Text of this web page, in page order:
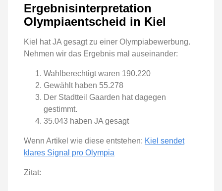
Ergebnisinterpretation
Olympiaentscheid in Kiel
Kiel hat JA gesagt zu einer Olympiabewerbung.
Nehmen wir das Ergebnis mal auseinander:
Wahlberechtigt waren 190.220
Gewählt haben 55.278
Der Stadtteil Gaarden hat dagegen
gestimmt.
35.043 haben JA gesagt
Wenn Artikel wie diese entstehen: Kiel sendet
klares Signal pro Olympia
Zitat: